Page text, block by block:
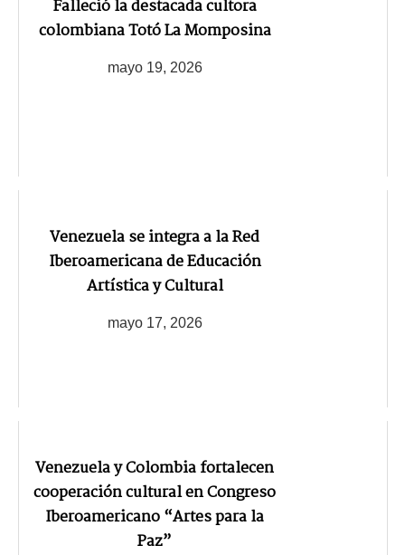
Falleció la destacada cultora
colombiana Totó La Momposina
mayo 19, 2026
Venezuela se integra a la Red
Iberoamericana de Educación
Artística y Cultural
mayo 17, 2026
Venezuela y Colombia fortalecen
cooperación cultural en Congreso
Iberoamericano “Artes para la
Paz”